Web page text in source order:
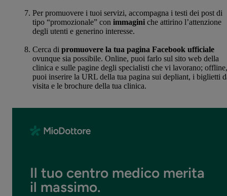
Per promuovere i tuoi servizi, accompagna i testi dei post di
tipo “promozionale” con immagini che attirino l’attenzione
degli utenti e generino interesse.
Cerca di promuovere la tua pagina Facebook ufficiale
ovunque sia possibile. Online, puoi farlo sul sito web della
clinica e sulle pagine degli specialisti che vi lavorano; offline,
puoi inserire la URL della tua pagina sui depliant, i biglietti
visita e le brochure della tua clinica.
Il tuo centro medico merita
il massimo.